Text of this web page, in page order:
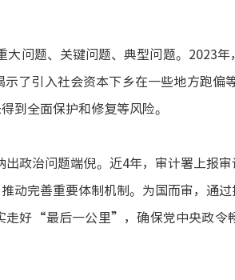
问题、关键问题、典型问题。 2023年
了引入社会资本下乡在一些地方跑
到全面保护和修复等风险。
出政治问题端倪。近4年，审计署上报
动完善重要体制机制。为国而审，通
好“最后一公里”，确保党中央政令